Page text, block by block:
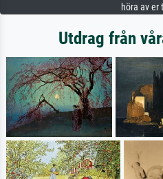
höra av er
Utdrag från